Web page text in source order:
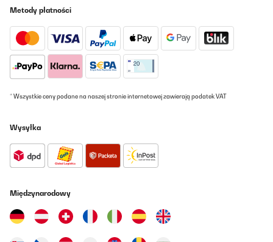
Metody płatności
* Wszystkie ceny podane na naszej stronie internetowej zawierają podatek VAT
Wysyłka
Międzynarodowy